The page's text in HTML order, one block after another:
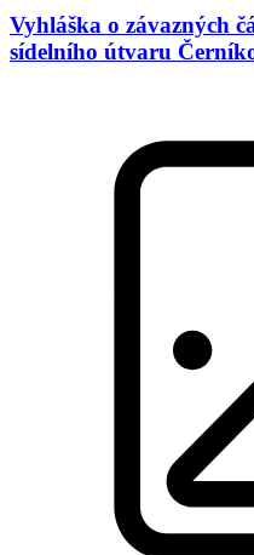
Vyhláška o závazných
sídelního útvaru